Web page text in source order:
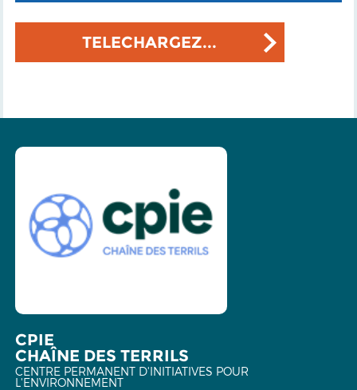
TELECHARGEZ...
CPIE
CHAÎNE DES TERRILS
CENTRE PERMANENT D'INITIATIVES POUR
L'ENVIRONNEMENT